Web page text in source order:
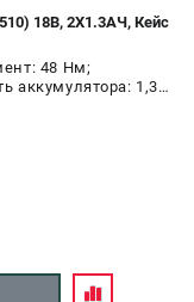
18В, 2X1.3АЧ, Кейс
48 Нм;
аккумулятора: 1,3